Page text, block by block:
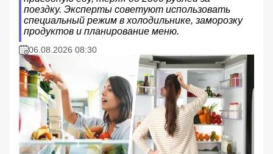
поездку. Эксперты советуют использовать
специальный режим в холодильнике, заморозку
продуктов и планирование меню.
06.08.2026 08:30